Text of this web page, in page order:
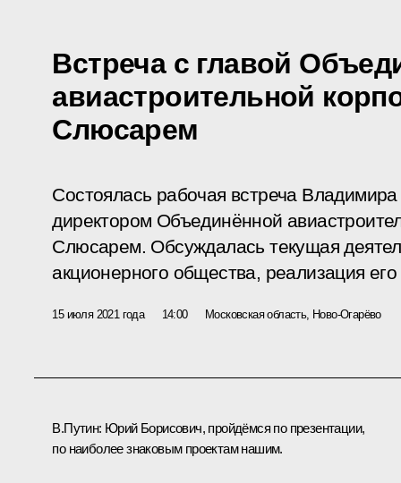
Встреча с главой
авиастроительной
Слюсарем
Состоялась рабочая встреча
директором Объединённой
Слюсарем. Обсуждалась текущая
акционерного общества, реализация
15 июля 2021 года 14:00 Московская область, Ново-Огарёво
В.Путин: Юрий Борисович, пройдёмся по презентации,
по наиболее знаковым проектам нашим.